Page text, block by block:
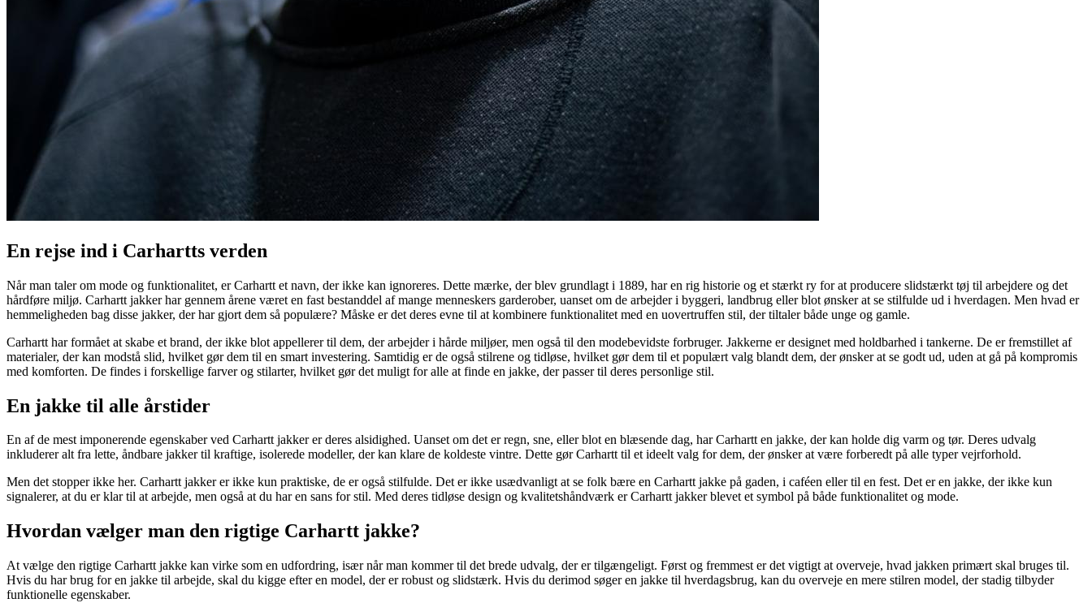
En rejse ind i Carhartts verden
Når man taler om mode og funktionalitet, er Carhartt et navn, der ikke kan ignoreres. Dette mærke, der blev grundlagt i 1889, har en rig historie og et stærkt ry for at producere slidstærkt tøj til arbejdere og det
hårdføre miljø. Carhartt jakker har gennem årene været en fast bestanddel af mange menneskers garderober, uanset om de arbejder i byggeri, landbrug eller blot ønsker at se stilfulde ud i hverdagen. Men hvad er
hemmeligheden bag disse jakker, der har gjort dem så populære? Måske er det deres evne til at kombinere funktionalitet med en uovertruffen stil, der tiltaler både unge og gamle.
Carhartt har formået at skabe et brand, der ikke blot appellerer til dem, der arbejder i hårde miljøer, men også til den modebevidste forbruger. Jakkerne er designet med holdbarhed i tankerne. De er fremstillet af
materialer, der kan modstå slid, hvilket gør dem til en smart investering. Samtidig er de også stilrene og tidløse, hvilket gør dem til et populært valg blandt dem, der ønsker at se godt ud, uden at gå på kompromis
med komforten. De findes i forskellige farver og stilarter, hvilket gør det muligt for alle at finde en jakke, der passer til deres personlige stil.
En jakke til alle årstider
En af de mest imponerende egenskaber ved Carhartt jakker er deres alsidighed. Uanset om det er regn, sne, eller blot en blæsende dag, har Carhartt en jakke, der kan holde dig varm og tør. Deres udvalg
inkluderer alt fra lette, åndbare jakker til kraftige, isolerede modeller, der kan klare de koldeste vintre. Dette gør Carhartt til et ideelt valg for dem, der ønsker at være forberedt på alle typer vejrforhold.
Men det stopper ikke her. Carhartt jakker er ikke kun praktiske, de er også stilfulde. Det er ikke usædvanligt at se folk bære en Carhartt jakke på gaden, i caféen eller til en fest. Det er en jakke, der ikke kun
signalerer, at du er klar til at arbejde, men også at du har en sans for stil. Med deres tidløse design og kvalitetshåndværk er Carhartt jakker blevet et symbol på både funktionalitet og mode.
Hvordan vælger man den rigtige Carhartt jakke?
At vælge den rigtige Carhartt jakke kan virke som en udfordring, især når man kommer til det brede udvalg, der er tilgængeligt. Først og fremmest er det vigtigt at overveje, hvad jakken primært skal bruges til.
Hvis du har brug for en jakke til arbejde, skal du kigge efter en model, der er robust og slidstærk. Hvis du derimod søger en jakke til hverdagsbrug, kan du overveje en mere stilren model, der stadig tilbyder
funktionelle egenskaber.